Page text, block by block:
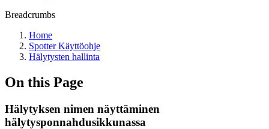
Breadcrumbs
Home
Spotter Käyttöohje
Hälytysten hallinta
On this Page
Hälytyksen nimen näyttäminen
hälytysponnahdusikkunassa